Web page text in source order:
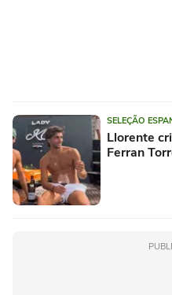
SELEÇÃO
Llorente
Ferran